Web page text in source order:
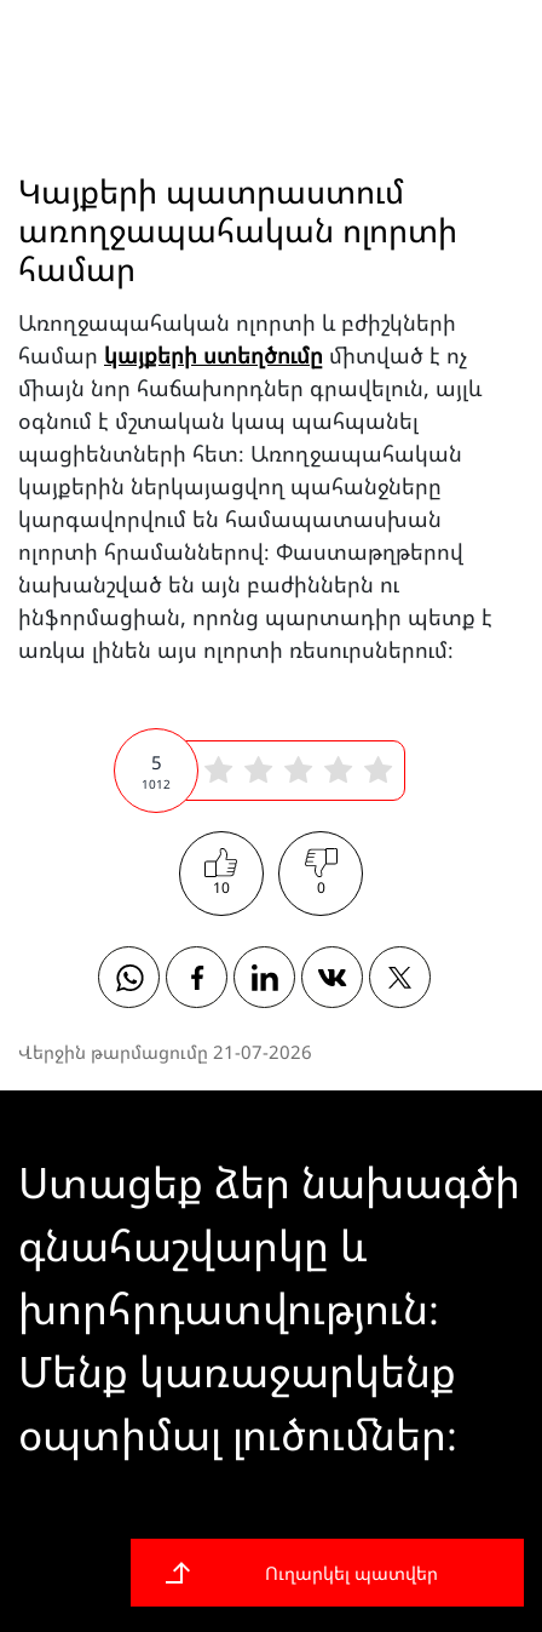
Կայքերի պատրաստում
առողջապահական ոլորտի
համար
Առողջապահական ոլորտի և բժիշկների
համար կայքերի ստեղծումը միտված է ոչ
միայն նոր հաճախորդներ գրավելուն, այլև
օգնում է մշտական կապ պահպանել
պացիենտների հետ։ Առողջապահական
կայքերին ներկայացվող պահանջները
կարգավորվում են համապատասխան
ոլորտի հրամաններով։ Փաստաթղթերով
նախանշված են այն բաժիններն ու
ինֆորմացիան, որոնց պարտադիր պետք է
առկա լինեն այս ոլորտի ռեսուրսներում։
1012
5
10 0
Whatsapp FacebookLinkedin VkontakteTwitter
Վերջին թարմացումը 21-07-2026
Ստացեք ձեր նախագծի
գնահաշվարկը և
խորհրդատվություն։
Մենք կառաջարկենք
օպտիմալ լուծումներ։
Ուղարկել պատվեր